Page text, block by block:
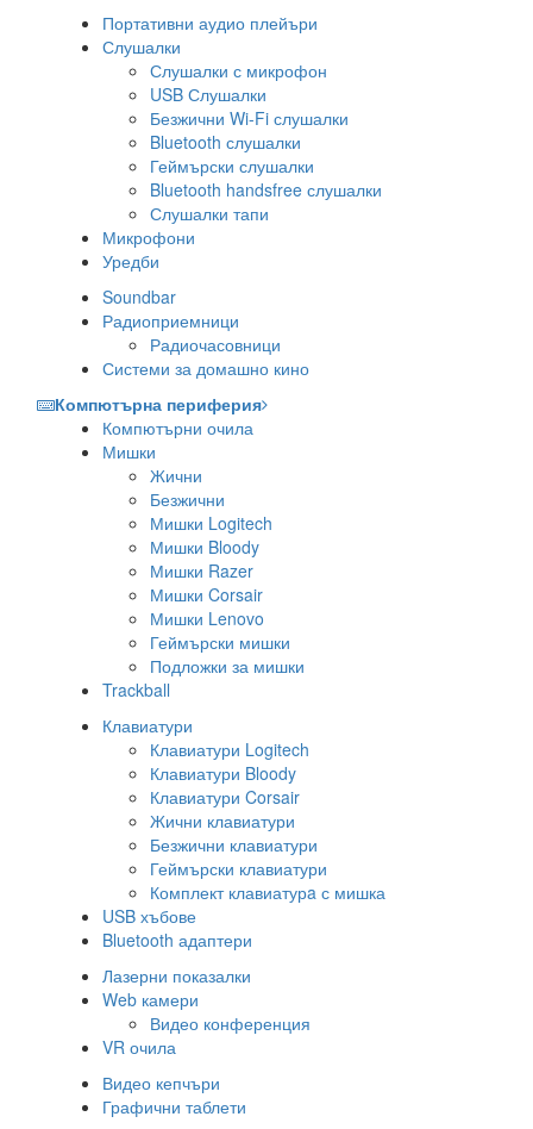
Портативни аудио плейъри
Слушалки
Слушалки с микрофон
USB Слушалки
Безжични Wi-Fi слушалки
Bluetooth слушалки
Геймърски слушалки
Bluetooth handsfree слушалки
Слушалки тапи
Микрофони
Уредби
Soundbar
Радиоприемници
Радиочасовници
Системи за домашно кино
Компютърна периферия
Компютърни очила
Мишки
Жични
Безжични
Мишки Logitech
Мишки Bloody
Мишки Razer
Мишки Corsair
Мишки Lenovo
Геймърски мишки
Подложки за мишки
Trackball
Клавиатури
Клавиатури Logitech
Клавиатури Bloody
Клавиатури Corsair
Жични клавиатури
Безжични клавиатури
Геймърски клавиатури
Комплект клавиатурa с мишка
USB хъбове
Bluetooth адаптери
Лазерни показалки
Web камери
Видео конференция
VR очила
Видео кепчъри
Графични таблети